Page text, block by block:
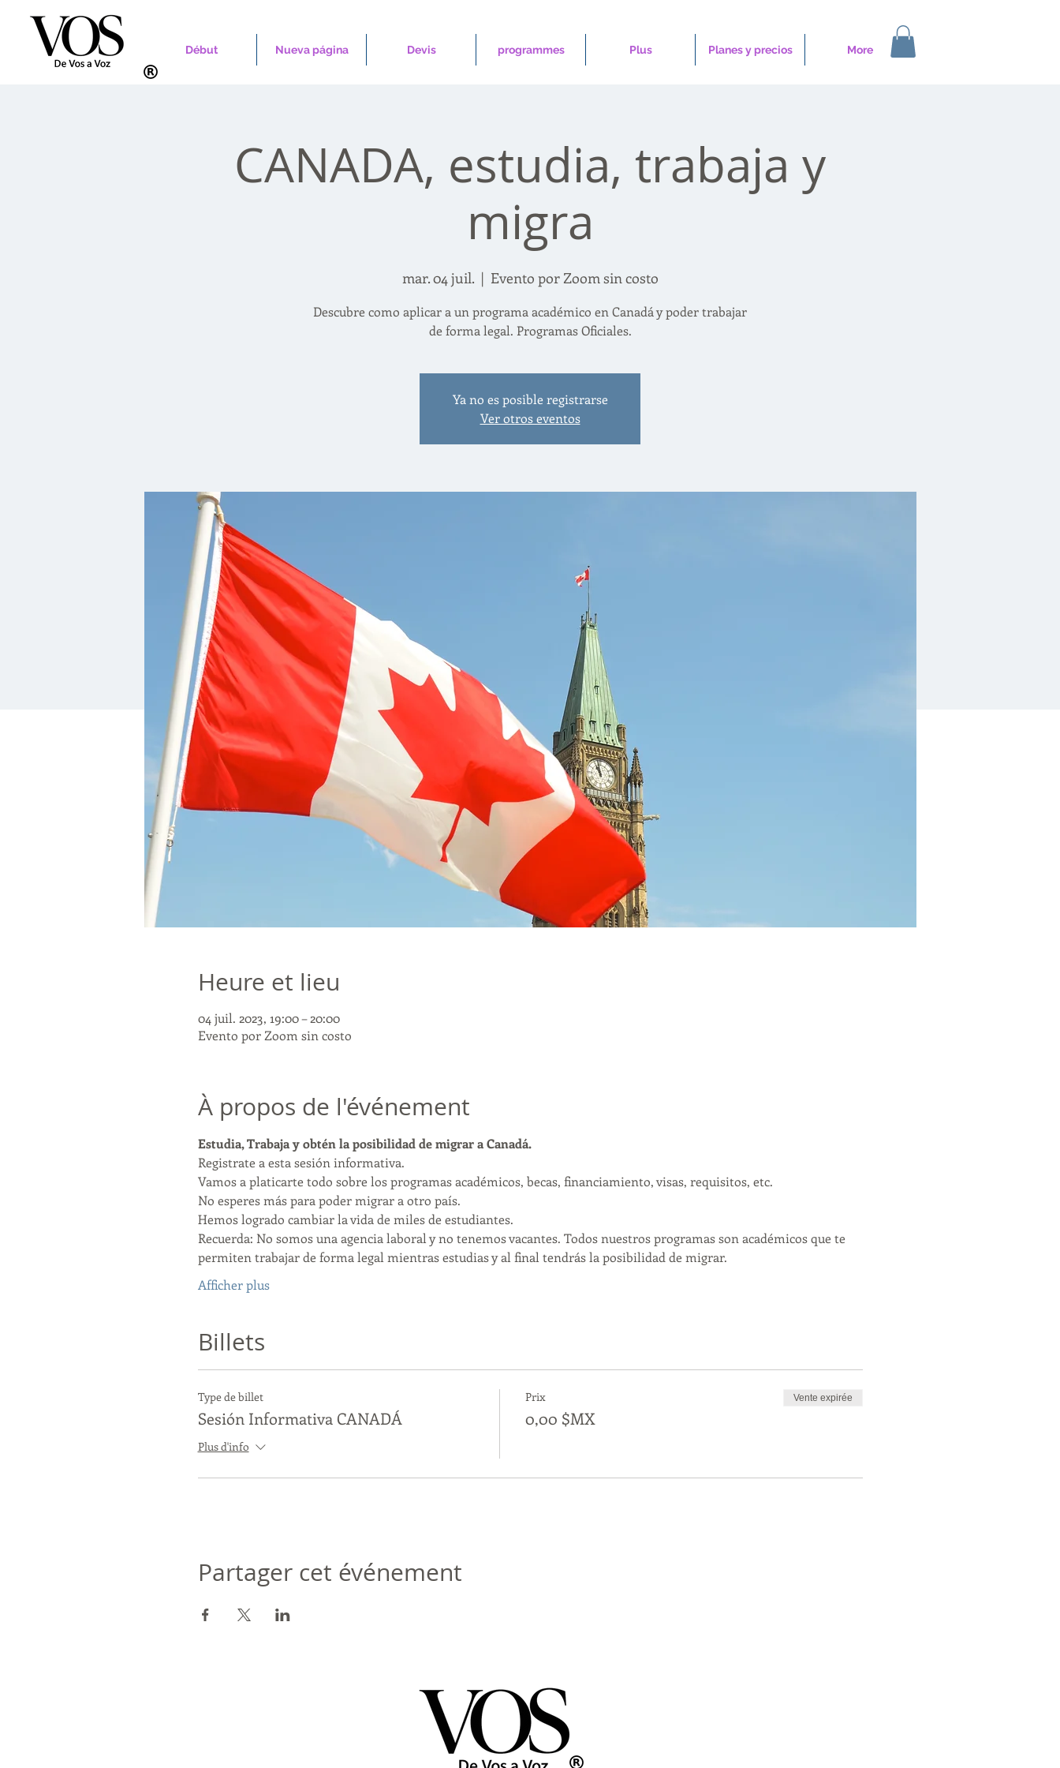
Début Nueva página Devis programmes Plus Planes y precios More
CANADA, estudia, trabaja y
migra
mar. 04 juil.
  |
Evento por Zoom sin costo
Descubre como aplicar a un programa académico en Canadá y poder trabajar
de forma legal. Programas Oficiales.
Ya no es posible registrarse
Ver otros eventos
Heure et lieu
04 juil. 2023, 19:00 – 20:00
Evento por Zoom sin costo
À propos de l'événement
Estudia, Trabaja y obtén la posibilidad de migrar a Canadá.
Registrate a esta sesión informativa.
Vamos a platicarte todo sobre los programas académicos, becas, financiamiento, visas, requisitos, etc.
No esperes más para poder migrar a otro país.
Hemos logrado cambiar la vida de miles de estudiantes.
Recuerda: No somos una agencia laboral y no tenemos vacantes. Todos nuestros programas son académicos que te
permiten trabajar de forma legal mientras estudias y al final tendrás la posibilidad de migrar.
Afficher plus
Billets
Type de billet
Sesión Informativa CANADÁ
Plus d'info
Prix
0,00 $MX
Vente expirée
Partager cet événement